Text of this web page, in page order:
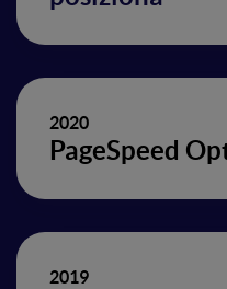
2020
PageSpeed
2019